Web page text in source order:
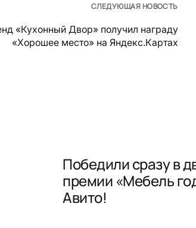
СЛЕДУЮЩАЯ НОВОСТЬ
«Кухонный Двор» получил награду
«Хорошее место» на Яндекс.Картах
Победили сразу в
премии «Мебель
Авито!